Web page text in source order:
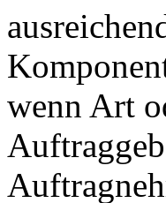
wenn Art